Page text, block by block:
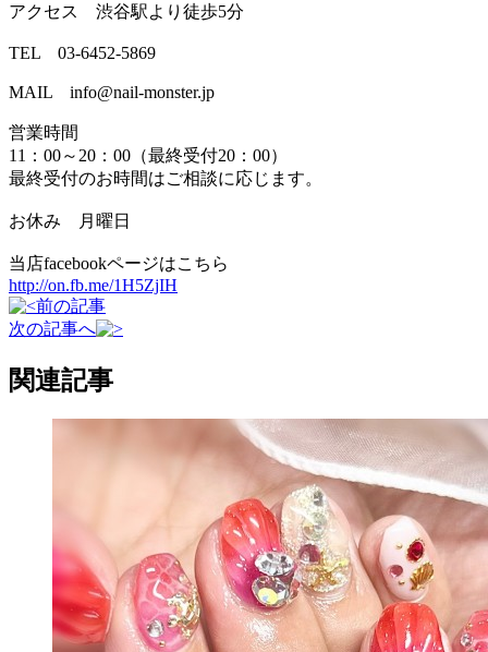
アクセス 渋谷駅より徒歩5分
TEL 03-6452-5869
MAIL info@nail-monster.jp
営業時間
11：00～20：00（最終受付20：00）
最終受付のお時間はご相談に応じます。
お休み 月曜日
当店facebookページはこちら
http://on.fb.me/1H5ZjIH
前の記事
次の記事へ
関連記事